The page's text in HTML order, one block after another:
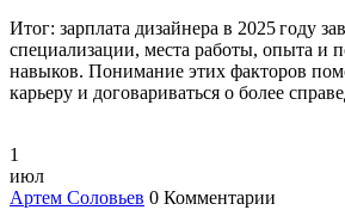
Итог: зарплата дизайнера в 2025 году
специализации, места работы, опыта и
навыков. Понимание этих факторов
карьеру и договариваться о более
1
июл
Артем Соловьев 0 Комментарии